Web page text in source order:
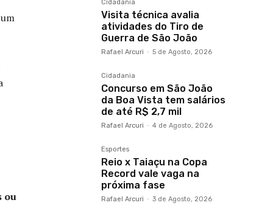
ou
Cidadania
Visita técnica avalia
atividades do Tiro de
Guerra de São João
Rafael Arcuri - 5 de Agosto, 2026
Cidadania
Concurso em São João
da Boa Vista tem salários
de até R$ 2,7 mil
Rafael Arcuri - 4 de Agosto, 2026
Esportes
Reio x Taiaçu na Copa
Record vale vaga na
próxima fase
Rafael Arcuri - 3 de Agosto, 2026